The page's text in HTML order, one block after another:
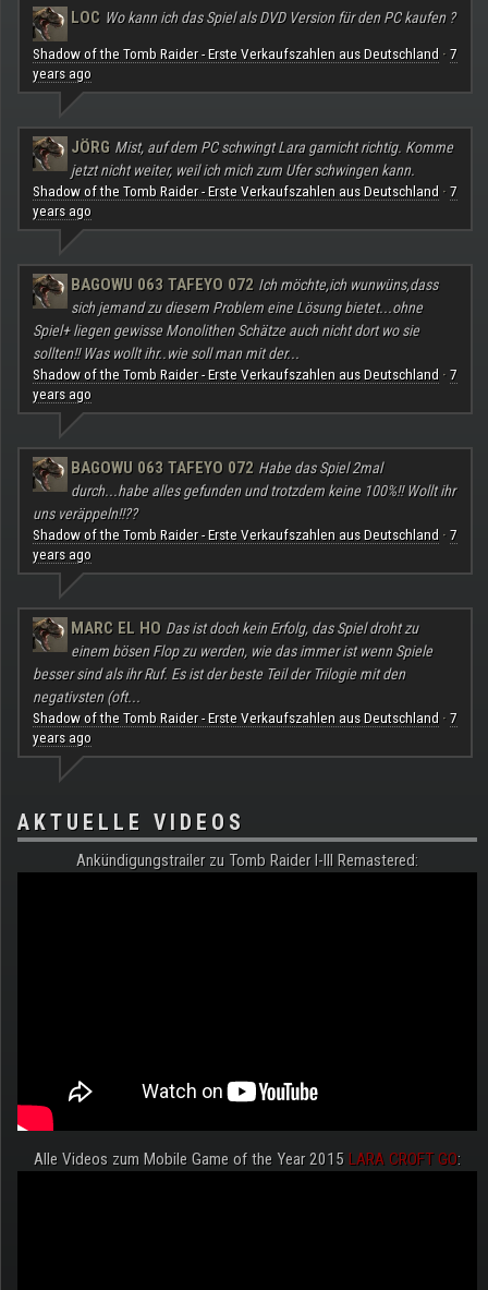
LOC Wo kann ich das Spiel als DVD Version für den PC kaufen ?
Shadow of the Tomb Raider - Erste Verkaufszahlen aus Deutschland · 7
years ago
JÖRG Mist, auf dem PC schwingt Lara garnicht richtig. Komme
jetzt nicht weiter, weil ich mich zum Ufer schwingen kann.
Shadow of the Tomb Raider - Erste Verkaufszahlen aus Deutschland · 7
years ago
BAGOWU 063 TAFEYO 072 Ich möchte,ich wunwüns,dass
sich jemand zu diesem Problem eine Lösung bietet...ohne
Spiel+ liegen gewisse Monolithen Schätze auch nicht dort wo sie
sollten!! Was wollt ihr..wie soll man mit der...
Shadow of the Tomb Raider - Erste Verkaufszahlen aus Deutschland · 7
years ago
BAGOWU 063 TAFEYO 072 Habe das Spiel 2mal
durch...habe alles gefunden und trotzdem keine 100%!! Wollt ihr
uns veräppeln!!??
Shadow of the Tomb Raider - Erste Verkaufszahlen aus Deutschland · 7
years ago
MARC EL HO Das ist doch kein Erfolg, das Spiel droht zu
einem bösen Flop zu werden, wie das immer ist wenn Spiele
besser sind als ihr Ruf. Es ist der beste Teil der Trilogie mit den
negativsten (oft...
Shadow of the Tomb Raider - Erste Verkaufszahlen aus Deutschland · 7
years ago
AKTUELLE VIDEOS
Ankündigungstrailer zu Tomb Raider I-III Remastered:
Alle Videos zum Mobile Game of the Year 2015 LARA CROFT GO: